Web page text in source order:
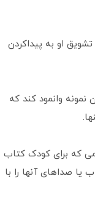
او به پیداکردن
وانمود کند که
که برای کودک کتاب
صداهای آنها را با